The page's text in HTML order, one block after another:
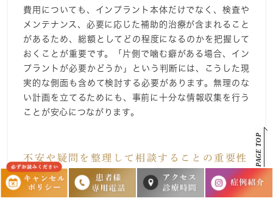
PAGE TOP
費用についても、インプラント本体だけでなく、検査や
メンテナンス、必要に応じた補助的治療が含まれること
があるため、総額としてどの程度になるのかを把握して
おくことが重要です。「片側で噛む癖がある場合、イン
プラントが必要かどうか」という判断には、こうした現
実的な側面も含めて検討する必要があります。無理のな
い計画を立てるためにも、事前に十分な情報収集を行う
ことが安心につながります。
不安や疑問を整理して相談することの重要性
インプラント治療に対する不安や疑問は人それぞれ異な
りますが、それらを事前に整理しておくことで、より有